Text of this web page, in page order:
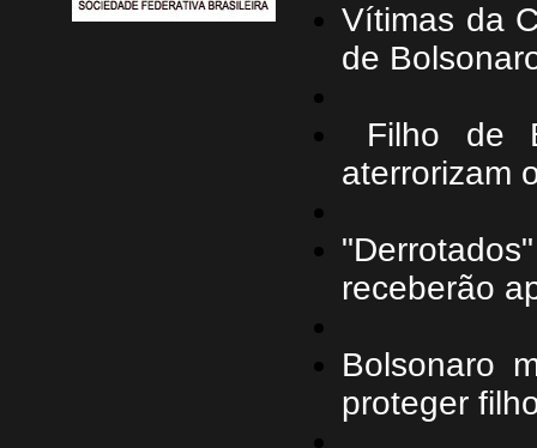
Vítimas da
de
Filho de
aterrorizam
receberão
Bolsonaro
proteger